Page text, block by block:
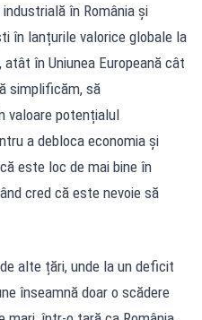
în România și
în lanțurile valorice globale la
în Uniunea Europeană cât
simplificăm, să
valoare potențialul
a debloca economia și
este loc de mai bine în
cred că este nevoie să
alte țări, unde la un deficit
înseamnă doar o scădere